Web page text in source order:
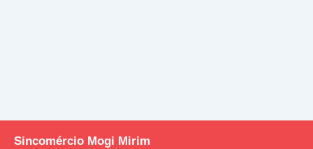
Sincomércio Mogi Mirim